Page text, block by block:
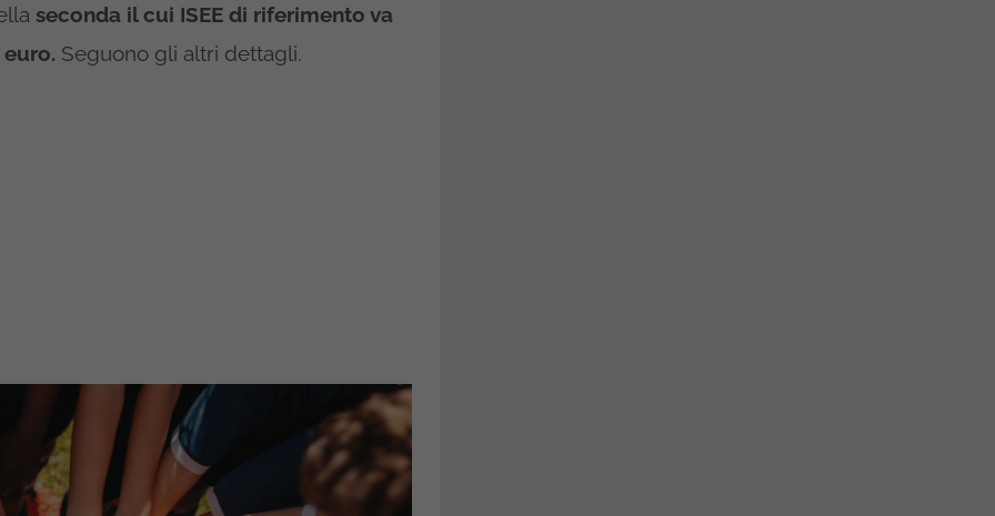
seconda il cui ISEE di riferimento va
Seguono gli altri dettagli.